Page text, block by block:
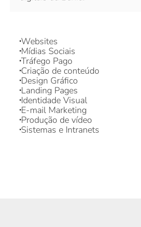
Tráfego Pago
Criação de conteúdo
Design Gráfico
Landing Pages
Identidade Visual
E-mail Marketing
Produção de vídeo
Sistemas e Intranets